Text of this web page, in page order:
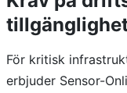
För kritisk
erbjuder Sensor-